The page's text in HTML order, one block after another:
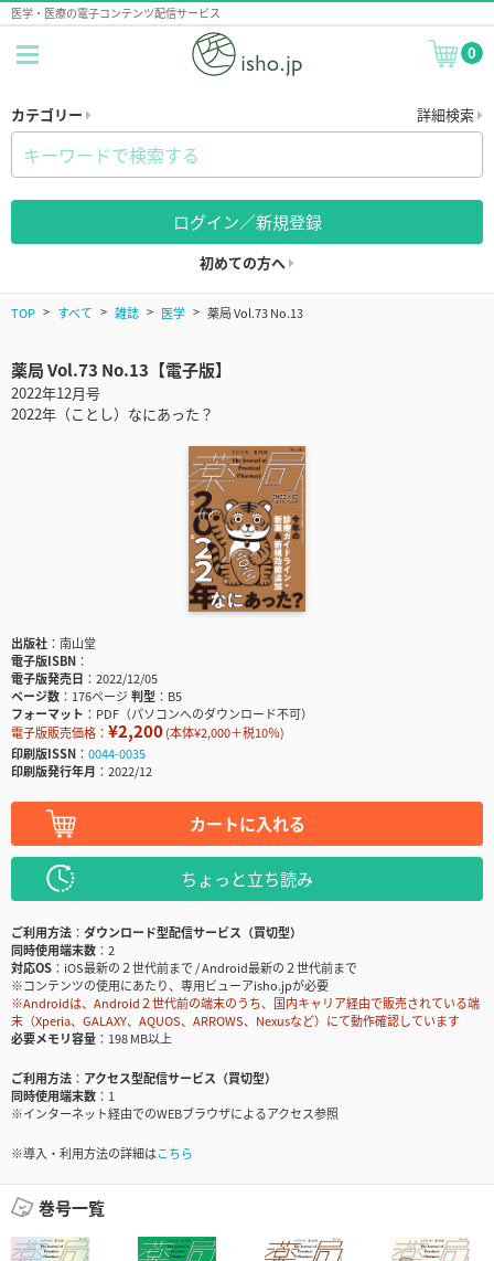
医学・医療の電子コンテンツ配信サービス
0
カテゴリー 詳細検索
ログイン／新規登録
初めての方へ
TOP すべて 雑誌 医学 薬局 Vol.73 No.13
薬局 Vol.73 No.13【電子版】
2022年12月号
2022年（ことし）なにあった？
出版社
南山堂
電子版ISBN
電子版発売日
2022/12/05
ページ数
176ページ判型
B5
フォーマット
PDF（パソコンへのダウンロード不可）
電子版販売価格： ¥2,200(本体¥2,000＋税10％)
印刷版ISSN
0044-0035
印刷版発行年月
2022/12
カートに入れる
ちょっと立ち読み
ご利用方法
ダウンロード型配信サービス（買切型）
同時使用端末数
2
対応OS
iOS最新の２世代前まで / Android最新の２世代前まで
※コンテンツの使用にあたり、専用ビューアisho.jpが必要
※Androidは、Android２世代前の端末のうち、国内キャリア経由で販売されている端
末（Xperia、GALAXY、AQUOS、ARROWS、Nexusなど）にて動作確認しています
必要メモリ容量
198 MB以上
ご利用方法
アクセス型配信サービス（買切型）
同時使用端末数
1
※インターネット経由でのWEBブラウザによるアクセス参照
※導入・利用方法の詳細はこちら
巻号一覧